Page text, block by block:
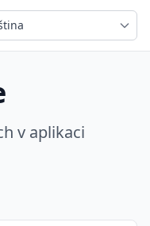
v aplikaci